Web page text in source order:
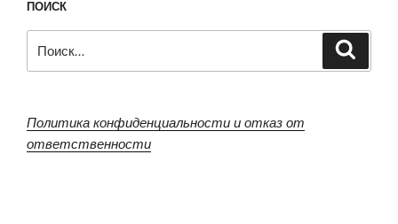
ПОИСК
Политика конфиденциальности и отказ от
ответственности